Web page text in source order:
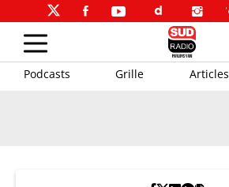
Podcasts Grille Articles